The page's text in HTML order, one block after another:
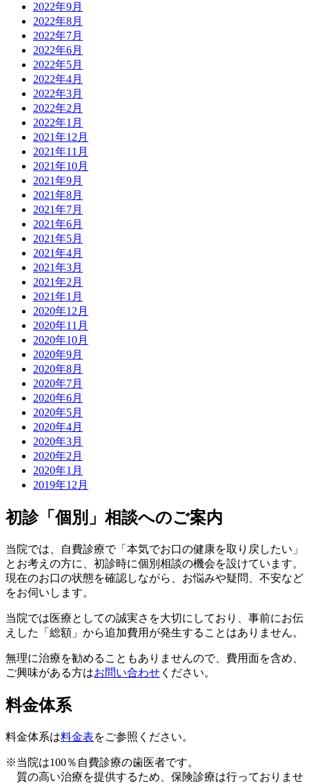
2022年9月
2022年8月
2022年7月
2022年6月
2022年5月
2022年4月
2022年3月
2022年2月
2022年1月
2021年12月
2021年11月
2021年10月
2021年9月
2021年8月
2021年7月
2021年6月
2021年5月
2021年4月
2021年3月
2021年2月
2021年1月
2020年12月
2020年11月
2020年10月
2020年9月
2020年8月
2020年7月
2020年6月
2020年5月
2020年4月
2020年3月
2020年2月
2020年1月
2019年12月
初診「個別」相談へのご案内
当院では、自費診療で「本気でお口の健康を取り戻したい」
とお考えの方に、初診時に個別相談の機会を設けています。
現在のお口の状態を確認しながら、お悩みや疑問、不安など
をお伺いします。
当院では医療としての誠実さを大切にしており、事前にお伝
えした「総額」から追加費用が発生することはありません。
無理に治療を勧めることもありませんので、費用面を含め、
ご興味がある方はお問い合わせ ください。
料金体系
料金体系は料金表をご参照ください。
※当院は100％自費診療の歯医者です。
質の高い治療を提供するため、保険診療は行っておりませ